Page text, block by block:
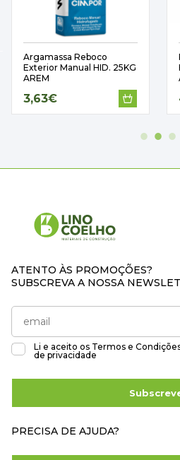
Argamassa Reboco
Exterior Manual HID. 25KG
AREM
3,63€
ATENTO ÀS PROMOÇÕES?
SUBSCREVA A NOSSA
Li e aceito os Termos e
de privacidade
PRECISA DE AJUDA?